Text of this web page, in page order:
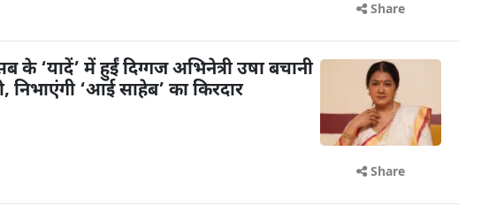
Share
के ‘यादें’ में हुईं दिग्गज अभिनेत्री उषा बचानी
निभाएंगी ‘आई साहेब’ का किरदार
Share